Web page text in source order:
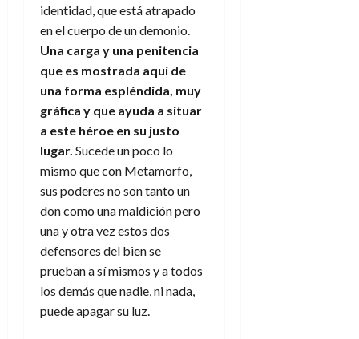
identidad, que está atrapado
en el cuerpo de un demonio.
Una carga y una penitencia
que es mostrada aquí de
una forma espléndida, muy
gráfica y que ayuda a situar
a este héroe en su justo
lugar. Sucede un poco lo
mismo que con Metamorfo,
sus poderes no son tanto un
don como una maldición pero
una y otra vez estos dos
defensores del bien se
prueban a sí mismos y a todos
los demás que nadie, ni nada,
puede apagar su luz.